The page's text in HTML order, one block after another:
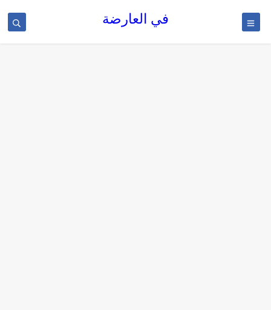
في العارضة